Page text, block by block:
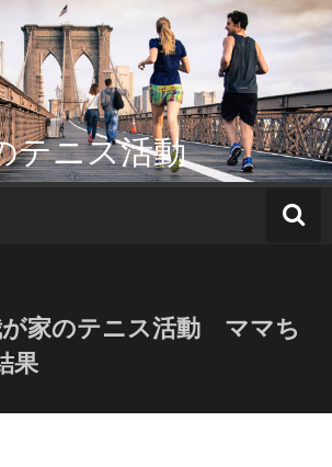
テニス活動
家のテニス活動 ママち
果